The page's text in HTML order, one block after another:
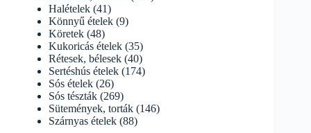
Halételek (41)
Könnyű ételek (9)
Köretek (48)
Kukoricás ételek (35)
Rétesek, bélesek (40)
Sertéshús ételek (174)
Sós ételek (26)
Sós tészták (269)
Sütemények, torták (146)
Szárnyas ételek (88)